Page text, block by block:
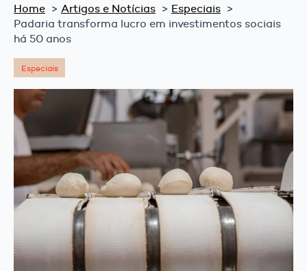
Home Artigos e Notícias
Especiais
Padaria transforma lucro em investimentos sociais
há 50 anos
Especiais